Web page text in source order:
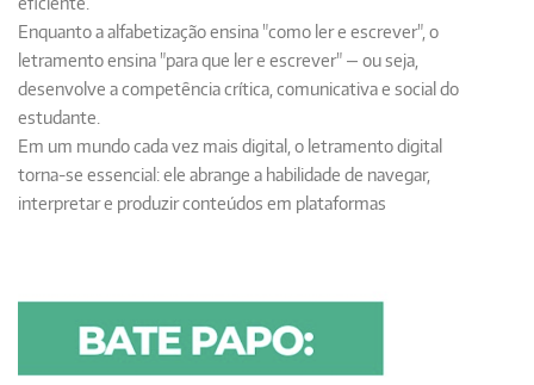
Enquanto aalfabetizaçãoensina "como ler e escrever", o
letramentoensina "para que ler e escrever" — ou seja,
desenvolve acompetência crítica, comunicativa e social do
estudante.
Em um mundo cada vez mais digital, o letramento digital
torna-se essencial: ele abrange a habilidade de navegar,
interpretar e produzir conteúdos em plataformas